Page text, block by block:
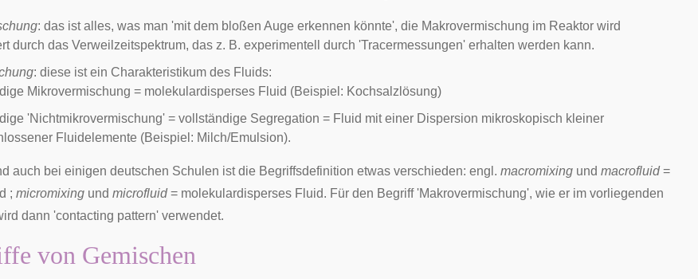
: das ist alles, was man 'mit dem bloßen Auge erkennen könnte', die Makrovermischung im Reaktor wird
durch das Verweilzeitspektrum, das z. B. experimentell durch 'Tracermessungen' erhalten werden kann.
: diese ist ein Charakteristikum des Fluids:
Mikrovermischung = molekulardisperses Fluid (Beispiel: Kochsalzlösung)
'Nichtmikrovermischung' = vollständige Segregation = Fluid mit einer Dispersion mikroskopisch kleiner
Fluidelemente (Beispiel: Milch/Emulsion).
auch bei einigen deutschen Schulen ist die Begriffsdefinition etwas verschieden: engl. macromixing und macrofluid=
; micromixing und microfluid= molekulardisperses Fluid. Für den Begriff 'Makrovermischung', wie er im vorliegenden
dann 'contacting pattern' verwendet.
von Gemischen